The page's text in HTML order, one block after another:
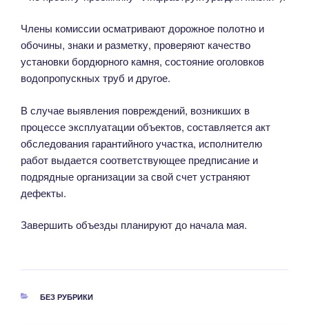
Члены комиссии осматривают дорожное полотно и
обочины, знаки и разметку, проверяют качество
установки бордюрного камня, состояние оголовков
водопропускных труб и другое.
В случае выявления повреждений, возникших в
процессе эксплуатации объектов, составляется акт
обследования гарантийного участка, исполнителю
работ выдается соответствующее предписание и
подрядные организации за свой счет устраняют
дефекты.
Завершить объезды планируют до начала мая.
РУБРИКИ
БЕЗ РУБРИКИ